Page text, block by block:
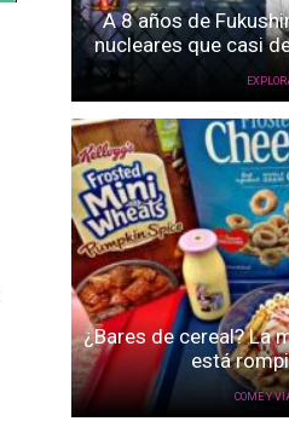
A 8 años de
nucleares que casi
¿Bares de cereal? La
está
COME Y